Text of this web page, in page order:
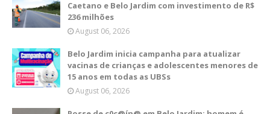
Caetano e Belo Jardim com investimento de R$
236 milhões
August 06, 2026
Belo Jardim inicia campanha para atualizar
vacinas de crianças e adolescentes menores de
15 anos em todas as UBSs
August 06, 2026